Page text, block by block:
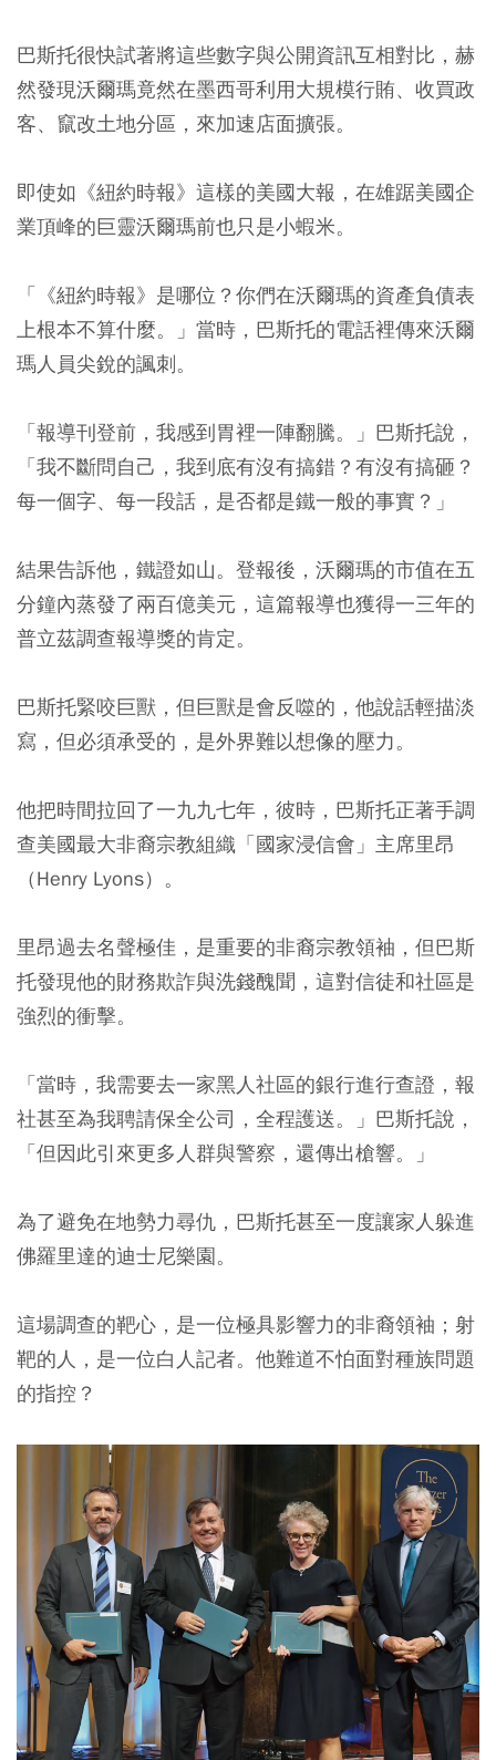
巴斯托很快試著將這些數字與公開資訊互相對比，赫
然發現沃爾瑪竟然在墨西哥利用大規模行賄、收買政
客、竄改土地分區，來加速店面擴張。
即使如《紐約時報》這樣的美國大報，在雄踞美國企
業頂峰的巨靈沃爾瑪前也只是小蝦米。
「《紐約時報》是哪位？你們在沃爾瑪的資產負債表
上根本不算什麼。」當時，巴斯托的電話裡傳來沃爾
瑪人員尖銳的諷刺。
「報導刊登前，我感到胃裡一陣翻騰。」巴斯托說，
「我不斷問自己，我到底有沒有搞錯？有沒有搞砸？
每一個字、每一段話，是否都是鐵一般的事實？」
結果告訴他，鐵證如山。登報後，沃爾瑪的市值在五
分鐘內蒸發了兩百億美元，這篇報導也獲得一三年的
普立茲調查報導獎的肯定。
巴斯托緊咬巨獸，但巨獸是會反噬的，他說話輕描淡
寫，但必須承受的，是外界難以想像的壓力。
他把時間拉回了一九九七年，彼時，巴斯托正著手調
查美國最大非裔宗教組織「國家浸信會」主席里昂
（Henry Lyons）。
里昂過去名聲極佳，是重要的非裔宗教領袖，但巴斯
托發現他的財務欺詐與洗錢醜聞，這對信徒和社區是
強烈的衝擊。
「當時，我需要去一家黑人社區的銀行進行查證，報
社甚至為我聘請保全公司，全程護送。」巴斯托說，
「但因此引來更多人群與警察，還傳出槍響。」
為了避免在地勢力尋仇，巴斯托甚至一度讓家人躲進
佛羅里達的迪士尼樂園。
這場調查的靶心，是一位極具影響力的非裔領袖；射
靶的人，是一位白人記者。他難道不怕面對種族問題
的指控？